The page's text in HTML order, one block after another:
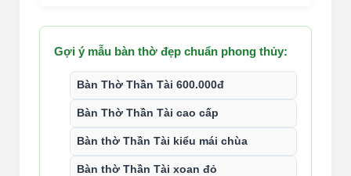
Gợi ý mẫu bàn thờ đẹp chuẩn phong thủy:
Bàn Thờ Thần Tài 600.000đ
Bàn Thờ Thần Tài cao cấp
Bàn thờ Thần Tài kiểu mái chùa
Bàn thờ Thần Tài xoan đỏ